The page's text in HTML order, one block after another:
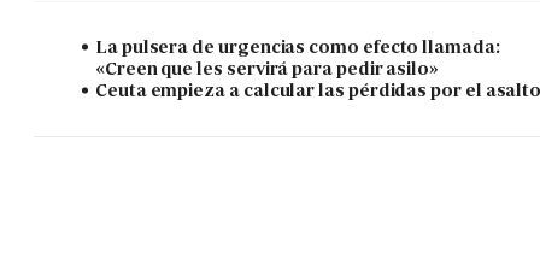
La pulsera de urgencias como efecto llamada:
«Creen que les servirá para pedir asilo»
Ceuta empieza a calcular las pérdidas por el